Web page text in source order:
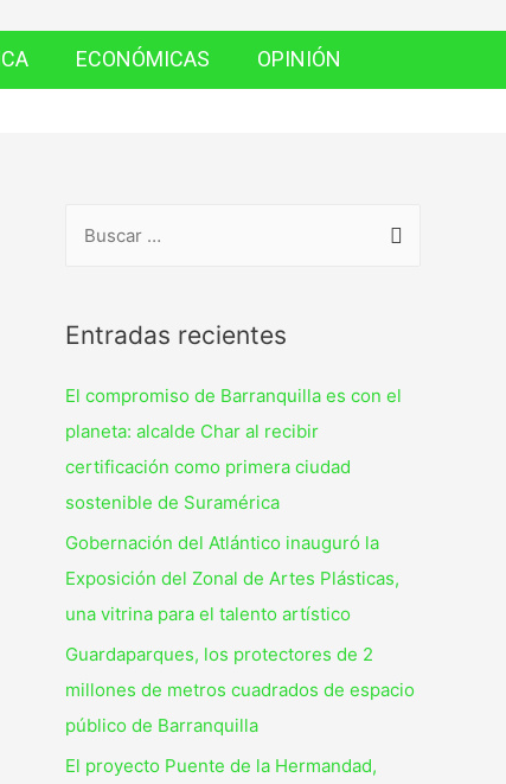
ECONÓMICAS OPINIÓN
Entradas recientes
El compromiso de Barranquilla es con el
planeta: alcalde Char al recibir
certificación como primera ciudad
sostenible de Suramérica
Gobernación del Atlántico inauguró la
Exposición del Zonal de Artes Plásticas,
una vitrina para el talento artístico
Guardaparques, los protectores de 2
millones de metros cuadrados de espacio
público de Barranquilla
El proyecto Puente de la Hermandad,